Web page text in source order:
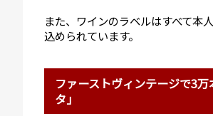
また、ワインのラベルはすべて本
込められています。
ファーストヴィンテージで3
タ」